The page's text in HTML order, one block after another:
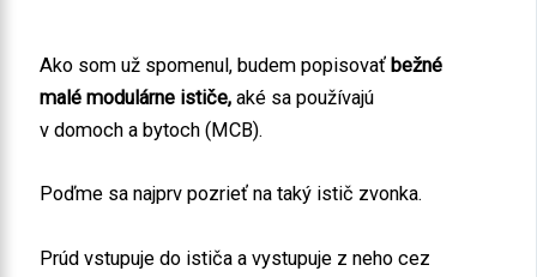
Ako som už spomenul, budem popisovaťbežné
malé modulárne ističe, aké sa používajú
v domoch a bytoch (MCB).
Poďme sa najprv pozrieť na taký istič zvonka.
Prúd vstupuje do ističa a vystupuje z neho cez